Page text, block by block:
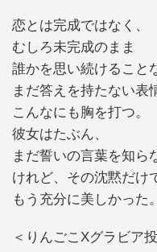
恋とは完成ではなく、
むしろ未完成のまま
誰かを思い続けること
まだ答えを持たない表
こんなにも胸を打つ。
彼女はたぶん、
まだ誓いの言葉を知ら
けれど、その沈黙だけ
もう充分に美しかった。
＜りんごこXグラビア